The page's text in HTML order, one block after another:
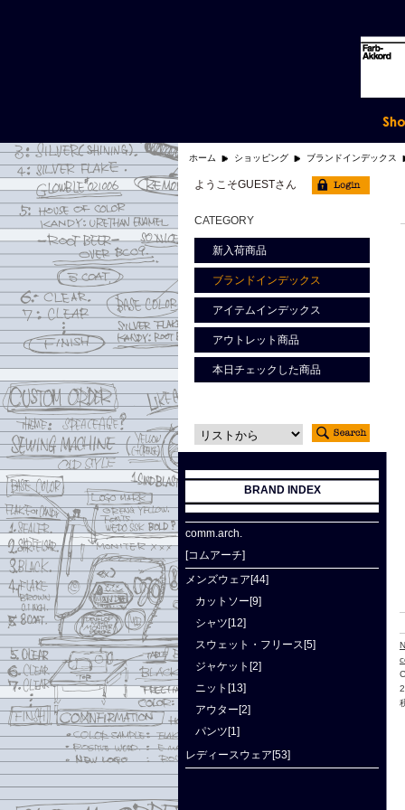
ホーム ショッピング ブランドインデックス
ようこそGUESTさん
CATEGORY
新入荷商品
ブランドインデックス
アイテムインデックス
アウトレット商品
本日チェックした商品
BRAND INDEX
comm.arch.
[コムアーチ]
メンズウェア[44]
カットソー[9]
シャツ[12]
スウェット・フリース[5]
ジャケット[2]
ニット[13]
アウター[2]
パンツ[1]
レディースウェア[53]